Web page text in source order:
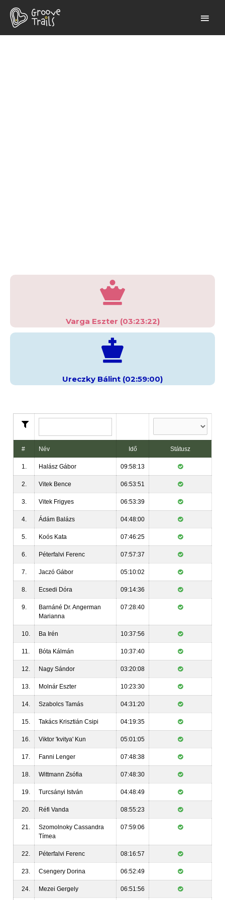
Varga Eszter (03:23:22)
Ureczky Bálint (02:59:00)
# Név Idő Státusz
1. Halász Gábor 09:58:13
2. Vitek Bence 06:53:51
3. Vitek Frigyes 06:53:39
4. Ádám Balázs 04:48:00
5. Koós Kata 07:46:25
6. Péterfalvi Ferenc 07:57:37
7. Jaczó Gábor 05:10:02
8. Ecsedi Dóra 09:14:36
9.
Barnáné Dr. Angerman
Marianna
07:28:40
10. Ba Irén 10:37:56
11. Bóta Kálmán 10:37:40
12. Nagy Sándor 03:20:08
13. Molnár Eszter 10:23:30
14. Szabolcs Tamás 04:31:20
15. Takács Krisztián Csipi 04:19:35
16. Viktor 'kvitya' Kun 05:01:05
17. Fanni Lenger 07:48:38
18. Wittmann Zsófia 07:48:30
19. Turcsányi István 04:48:49
20. Réfi Vanda 08:55:23
21.
Szomolnoky Cassandra
Tímea
07:59:06
22. Péterfalvi Ferenc 08:16:57
23. Csengery Dorina 06:52:49
24. Mezei Gergely 06:51:56